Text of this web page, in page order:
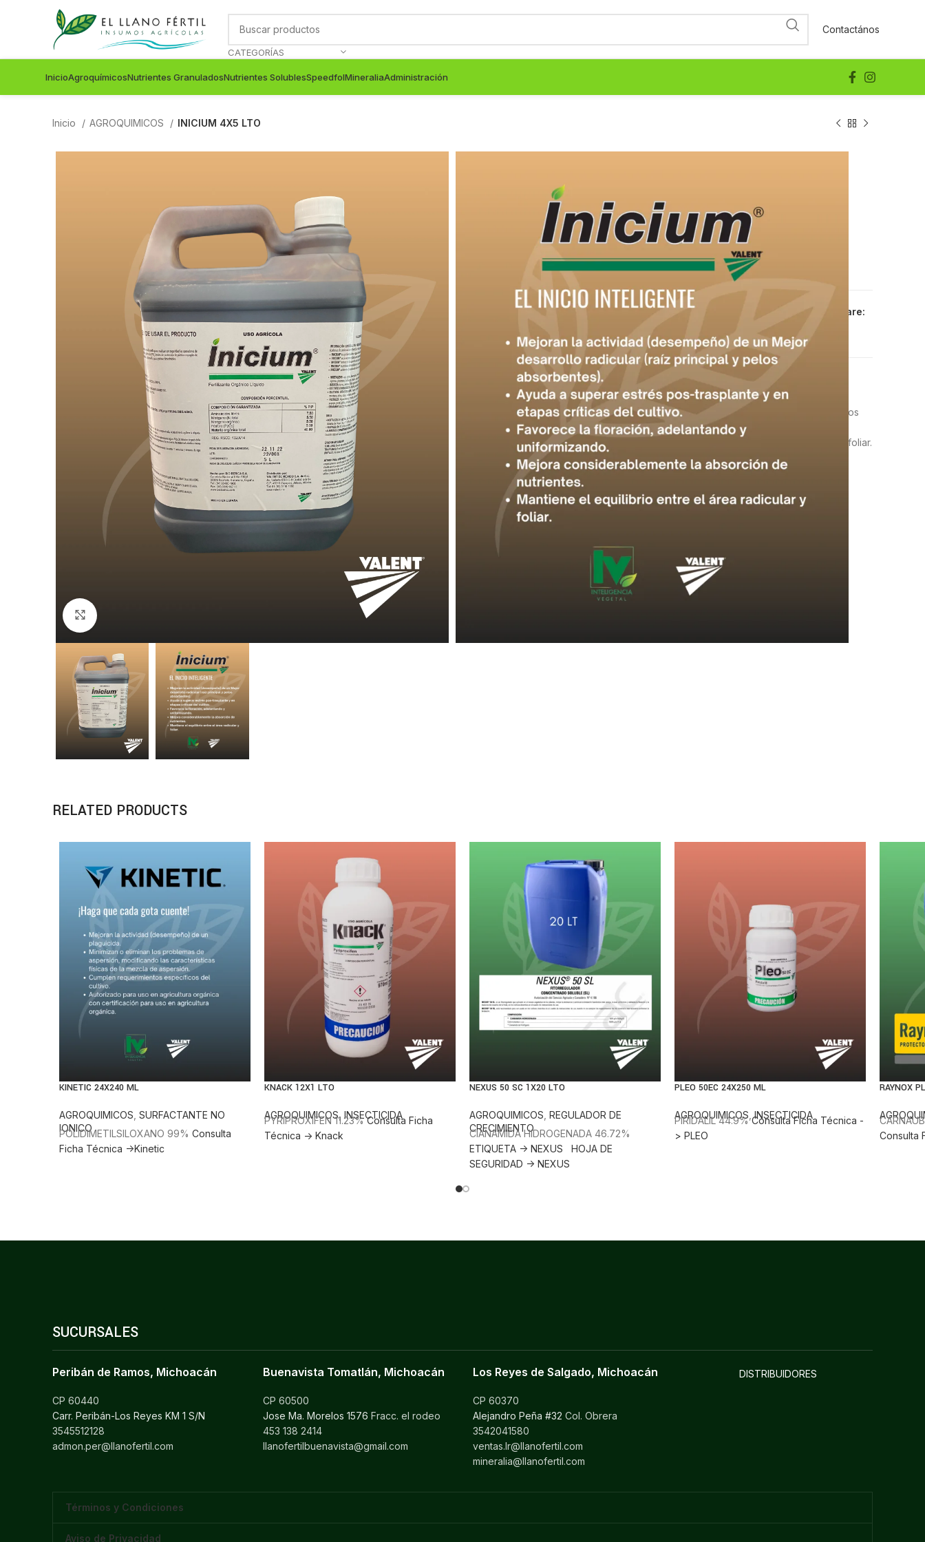
CATEGORÍAS
Contactános
InicioAgroquímicosNutrientes GranuladosNutrientes SolublesSpeedfolMineraliaAdministración
Inicio AGROQUIMICOS INICIUM 4X5 LTO
AMINOACIDOS 7.5%, NITROGENO 5.5%, FOSFORO 5.5%, MO 40%
FICHA-TECNICA-INICIUM
VLNT014 Categorías: AGROQUIMICOS Share:
DESCRIPCIÓN
INICIUM favorece el desarrollo radicular, tanto de la raíz principal como de los pelos
absorbentes lo que favorece una adecuada absorción de nutrientes que se ven
reflejados en un equilibrio de la planta tanto en el área radicular cono en la parte foliar.
RELATED PRODUCTS
KINETIC 24X240 ML
AGROQUIMICOS SURFACTANTE NO
IONICO
POLIDIMETILSILOXANO 99% Consulta
Ficha Técnica ->Kinetic
KNACK 12X1 LTO
AGROQUIMICOS, INSECTICIDA
PYRIPROXIFEN 11.23%Consulta Ficha
Técnica -> Knack
NEXUS 50 SC 1X20 LTO
AGROQUIMICOS REGULADOR DE
CRECIMIENTO
CIANAMIDA HIDROGENADA 46.72%
ETIQUETA -> NEXUS
HOJA DE
SEGURIDAD -> NEXUS
PLEO 50EC 24X250 ML
AGROQUIMICOS ,INSECTICIDA
PIRIDALIL 44.9%Consulta Ficha Técnica -
> PLEO
RAYNOX
Consulta
SUCURSALES
Peribán de Ramos, Michoacán
CP 60440
Carr. Peribán-Los Reyes KM 1 S/N
3545512128
admon.per@llanofertil.com
Buenavista Tomatlán, Michoacán
CP 60500
Jose Ma. Morelos 1576 Fracc. el rodeo
453 138 2414
llanofertilbuenavista@gmail.com
Los Reyes de Salgado, Michoacán
CP 60370
Alejandro Peña #32 Col. Obrera
3542041580
ventas.lr@llanofertil.com
mineralia@llanofertil.com
DISTRIBUIDORES
Términos y Condiciones
Aviso de Privacidad